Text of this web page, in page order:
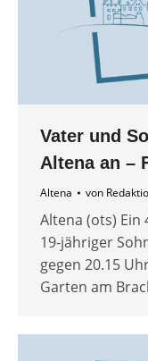
Vater und
Altena an –
Altena von
Altena (ots)
19-jähriger
gegen 20.15
Garten am